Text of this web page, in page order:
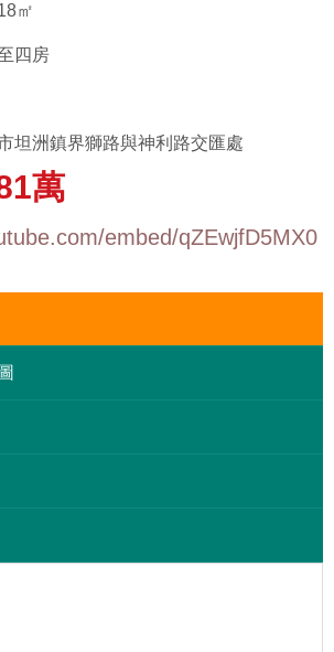
㎡
四房
坦洲鎮界獅路與神利路交匯處
萬
embed/qZEwjfD5MX0